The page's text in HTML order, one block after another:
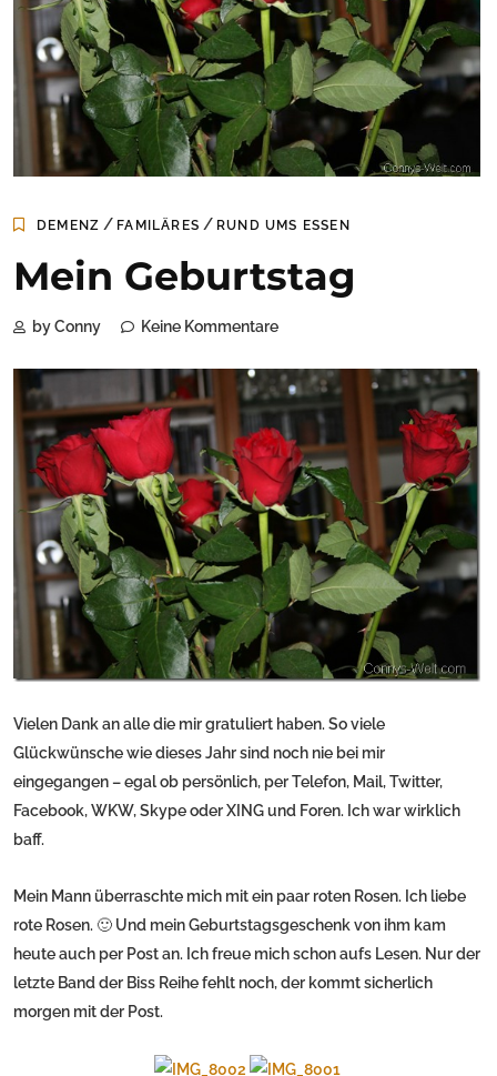
DEMENZ / FAMILÄRES / RUND UMS ESSEN
Mein Geburtstag
by Conny Keine Kommentare
Vielen Dank an alle die mir gratuliert haben. So viele
Glückwünsche wie dieses Jahr sind noch nie bei mir
eingegangen – egal ob persönlich, per Telefon, Mail, Twitter,
Facebook, WKW, Skype oder XING und Foren. Ich war wirklich
baff.
Mein Mann überraschte mich mit ein paar roten Rosen. Ich liebe
rote Rosen. 🙂 Und mein Geburtstagsgeschenk von ihm kam
heute auch per Post an. Ich freue mich schon aufs Lesen. Nur der
letzte Band der Biss Reihe fehlt noch, der kommt sicherlich
morgen mit der Post.